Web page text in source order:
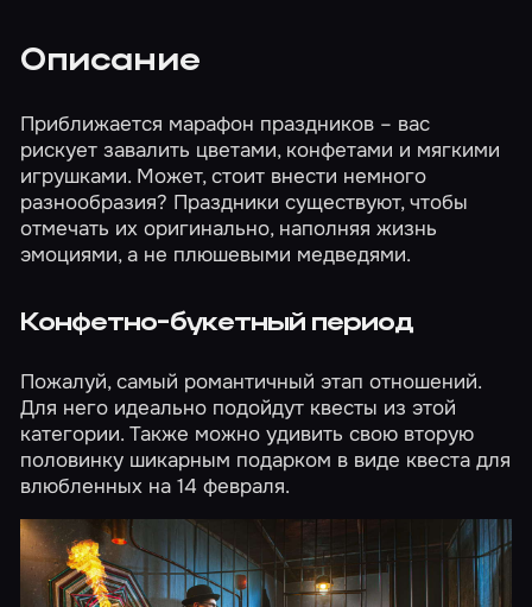
Описание
Приближается марафон праздников – вас
рискует завалить цветами, конфетами и мягкими
игрушками. Может, стоит внести немного
разнообразия? Праздники существуют, чтобы
отмечать их оригинально, наполняя жизнь
эмоциями, а не плюшевыми медведями.
Конфетно-букетный период
Пожалуй, самый романтичный этап отношений.
Для него идеально подойдут квесты изэтой
категории. Также можно удивить свою вторую
половинку шикарным подарком в виде квеста для
влюбленных на 14 февраля.